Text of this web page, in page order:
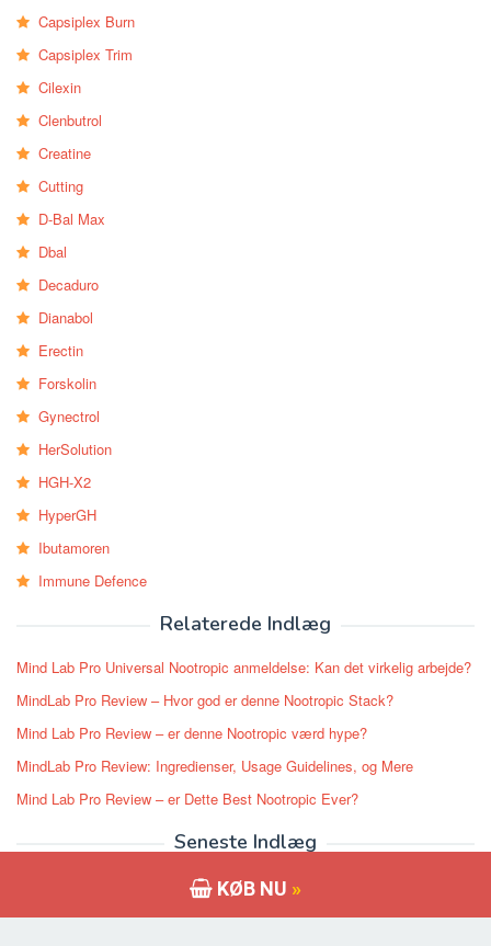
KØB NU »
Capsiplex Burn
Capsiplex Trim
Cilexin
Clenbutrol
Creatine
Cutting
D-Bal Max
Dbal
Decaduro
Dianabol
Erectin
Forskolin
Gynectrol
HerSolution
HGH-X2
HyperGH
Ibutamoren
Immune Defence
Relaterede Indlæg
Mind Lab Pro Universal Nootropic anmeldelse: Kan det virkelig arbejde?
MindLab Pro Review – Hvor god er denne Nootropic Stack?
Mind Lab Pro Review – er denne Nootropic værd hype?
MindLab Pro Review: Ingredienser, Usage Guidelines, og Mere
Mind Lab Pro Review – er Dette Best Nootropic Ever?
Seneste Indlæg
Forskolin 250 Review – virker det for vægttab?
Phen375 Anmeldelser: Spekulerer om det kan virkelig hjælpe du at